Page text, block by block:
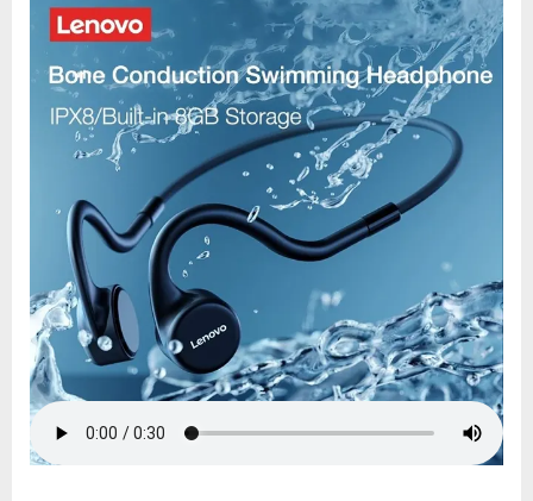
헤
드
폰
IPX8
방
수
헤
드
셋